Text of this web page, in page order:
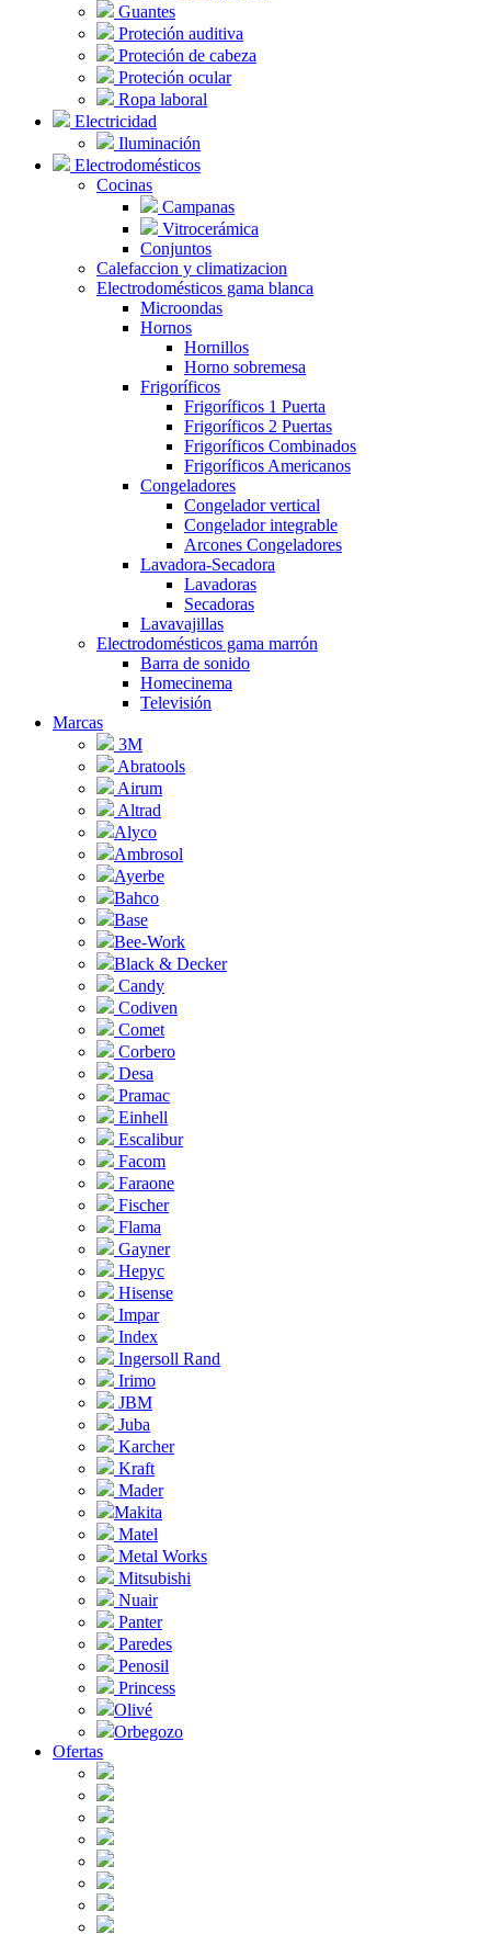
Guantes
Proteción auditiva
Proteción de cabeza
Proteción ocular
Ropa laboral
Electricidad
Iluminación
Electrodomésticos
Cocinas
Campanas
Vitrocerámica
Conjuntos
Calefaccion y climatizacion
Electrodomésticos gama blanca
Microondas
Hornos
Hornillos
Horno sobremesa
Frigoríficos
Frigoríficos 1 Puerta
Frigoríficos 2 Puertas
Frigoríficos Combinados
Frigoríficos Americanos
Congeladores
Congelador vertical
Congelador integrable
Arcones Congeladores
Lavadora-Secadora
Lavadoras
Secadoras
Lavavajillas
Electrodomésticos gama marrón
Barra de sonido
Homecinema
Televisión
Marcas
3M
Abratools
Airum
Altrad
Alyco
Ambrosol
Ayerbe
Bahco
Base
Bee-Work
Black & Decker
Candy
Codiven
Comet
Corbero
Desa
Pramac
Einhell
Escalibur
Facom
Faraone
Fischer
Flama
Gayner
Hepyc
Hisense
Impar
Index
Ingersoll Rand
Irimo
JBM
Juba
Karcher
Kraft
Mader
Makita
Matel
Metal Works
Mitsubishi
Nuair
Panter
Paredes
Penosil
Princess
Olivé
Orbegozo
Ofertas